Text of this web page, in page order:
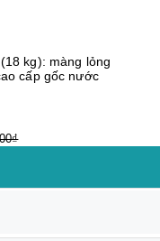
kg): màng lỏng
cấp gốc nước